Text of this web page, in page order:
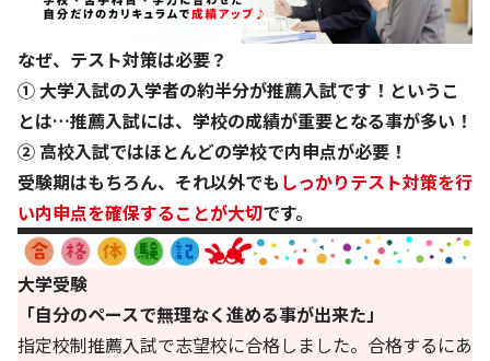
なぜ、テスト対策は必要？
① 大学入試の入学者の約半分が推薦入試です！というこ
とは…推薦入試には、学校の成績が重要となる事が多い！
② 高校入試ではほとんどの学校で内申点が必要！
受験期はもちろん、それ以外でもしっかりテスト対策を行
い内申点を確保することが大切です。
大学受験
「自分のペースで無理なく進める事が出来た」
指定校制推薦入試で志望校に合格しました。合格するにあ